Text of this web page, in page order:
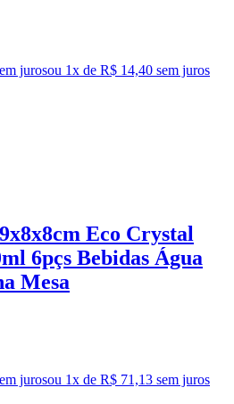
jurosou 1x de R$ 14,40 sem juros
Eco Crystal
6pçs Bebidas Água
Mesa
jurosou 1x de R$ 71,13 sem juros